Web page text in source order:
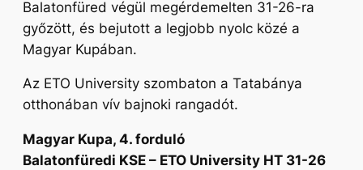
Balatonfüred végül megérdemelten 31-26-ra
győzött, és bejutott a legjobb nyolc közé a
Magyar Kupában.
Az ETO University szombaton a Tatabánya
otthonában vív bajnoki rangadót.
Magyar Kupa, 4. forduló
Balatonfüredi KSE – ETO University HT 31-26